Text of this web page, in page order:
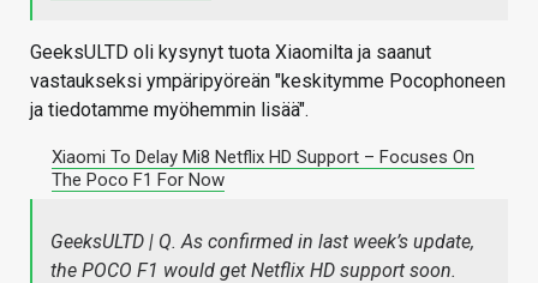
GeeksULTD oli kysynyt tuota Xiaomilta ja saanut
vastaukseksi ympäripyöreän "keskitymme Pocophoneen
ja tiedotamme myöhemmin lisää".
Xiaomi To Delay Mi8 Netflix HD Support – Focuses On
The Poco F1 For Now
GeeksULTD | Q. As confirmed in last week’s update,
the POCO F1 would get Netflix HD support soon.